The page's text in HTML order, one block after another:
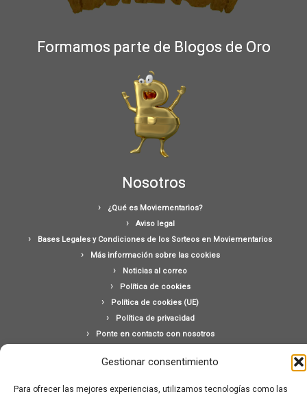
Gestionar consentimiento
Para ofrecer las mejores experiencias, utilizamos tecnologías como las
Formamos parte de Blogos de Oro
Nosotros
¿Qué es Moviementarios?
Aviso legal
Bases Legales y Condiciones de los Sorteos en Moviementarios
Más información sobre las cookies
Noticias al correo
Política de cookies
Política de cookies (UE)
Política de privacidad
Ponte en contacto con nosotros